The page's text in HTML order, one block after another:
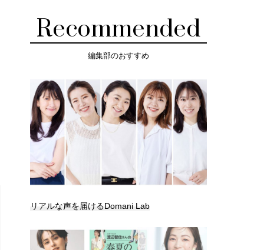
Recommended
編集部のおすすめ
リアルな声を届けるDomani Lab